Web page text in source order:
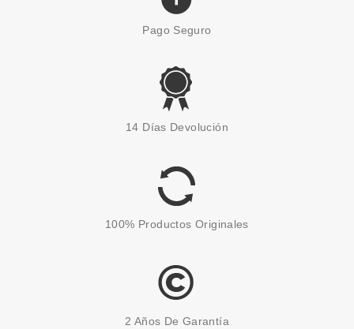
ESSENCE
PESTAÑAS
2.50€
Pago Seguro
14 Días Devolución
100% Productos Originales
2 Años De Garantía